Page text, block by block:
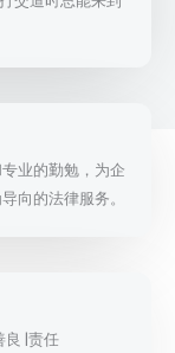
业的勤勉，为企
向的法律服务。
良 |责任